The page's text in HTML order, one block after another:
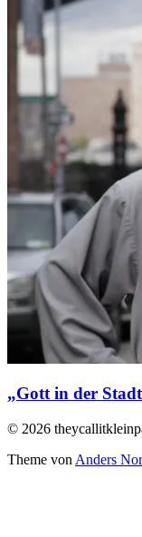
„Gott in der
© 2026
Theme von Anders